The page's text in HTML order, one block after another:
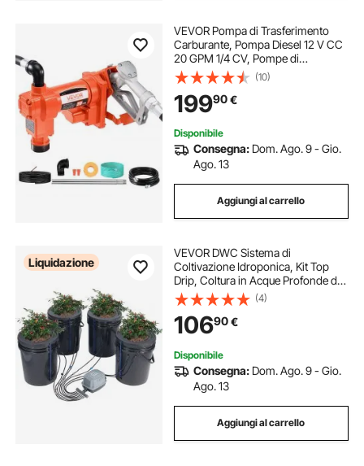
VEVOR Pompa di Trasferimento
Carburante, Pompa Diesel 12 V CC
20 GPM 1/4 CV, Pompe di
Estrazione con Ugello Manuale,
Tubo di Scarico e Tubo di
Aspirazione, per Benzina, Diesel,
Cherosene
(10)
19990€
Disponibile
Consegna: Dom. Ago. 9 - Gio.
Ago. 13
Aggiungi al carrello
Liquidazione
VEVOR DWC Sistema di
Coltivazione Idroponica, Kit Top
Drip, Coltura in Acque Profonde da
20 Litri, 4 Secchi, con Pompa ad
Aria, Pietre porose, Dispositivo di
Livello dell'Acqua, per Verdure in
Foglia
(4)
10690€
Disponibile
Consegna: Dom. Ago. 9 - Gio.
Ago. 13
Aggiungi al carrello